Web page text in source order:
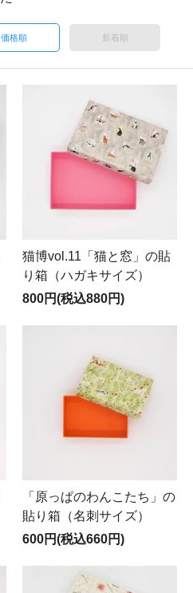
価格順 新着順
猫博vol.11「猫と窓」の貼
り箱（ハガキサイズ）
800円(税込880円)
「原っぱのわんこたち」の
貼り箱（名刺サイズ）
600円(税込660円)